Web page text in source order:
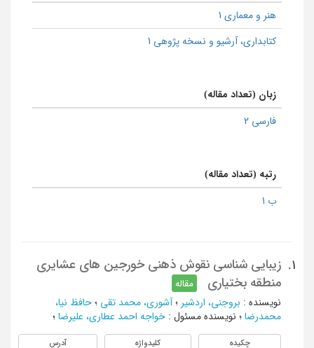
هنر و معماری 1
كتابداری، آرشیو و نسخه پژوهی 1
زبان (تعداد مقاله)
فارسی 2
رتبه (تعداد مقاله)
ب 1
1.
زیبایی شناسی نقوش ذهنی خورجین های عشایری
منطقه بختیاری
مقاله
نویسنده : بروجنی، اردشیر ؛ آشوری، محمد تقی ؛ حافظ نیا،
محمدرضا ؛ نویسنده مسئول : خواجه احمد عطاری، علیرضا ؛
چکیده کلیدواژه آدرس